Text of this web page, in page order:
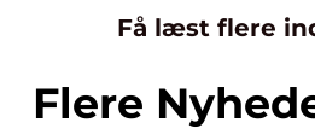
Få læst flere
Flere